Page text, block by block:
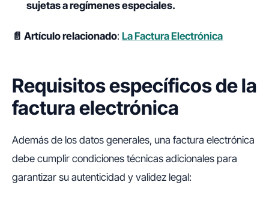
sujetas a regímenes especiales.
📄 Artículo relacionado: La Factura Electrónica
Requisitos específicos de la
factura electrónica
Además de los datos generales, una factura electrónica
debe cumplir condiciones técnicas adicionales para
garantizar su autenticidad y validez legal: